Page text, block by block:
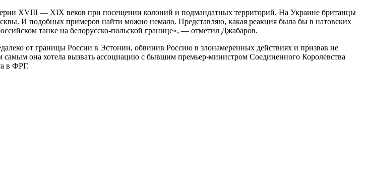
XVIII — XIX веков при посещении колоний и подмандатных территорий. На Украине британцы
И подобных примеров найти можно немало. Представляю, какая реакция была бы в натовских
танке на белорусско-польской границе», — отметил Джабаров.
от границы России в Эстонии, обвинив Россию в злонамеренных действиях и призвав не
она хотела вызвать ассоциацию с бывшим премьер-министром Соединенного Королевства
в ФРГ.